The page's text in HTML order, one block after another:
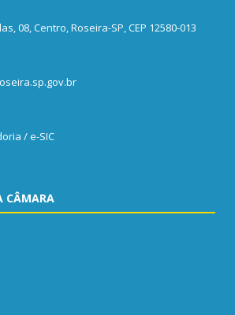
08, Centro, Roseira-SP, CEP 12580-013
/ e-SIC
CÂMARA